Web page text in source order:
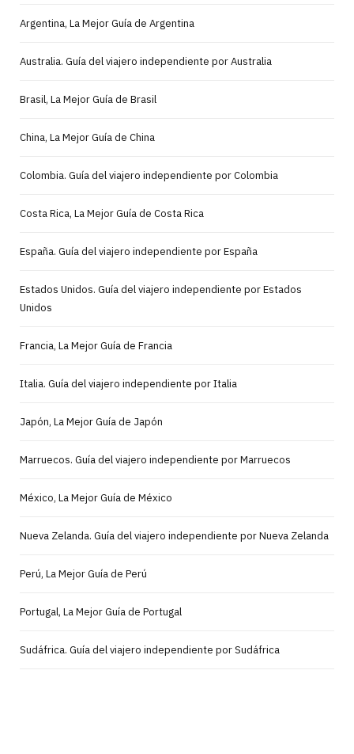
Argentina, La Mejor Guía de Argentina
Australia. Guía del viajero independiente por Australia
Brasil, La Mejor Guía de Brasil
China, La Mejor Guía de China
Colombia. Guía del viajero independiente por Colombia
Costa Rica, La Mejor Guía de Costa Rica
España. Guía del viajero independiente por España
Estados Unidos. Guía del viajero independiente por Estados
Unidos
Francia, La Mejor Guía de Francia
Italia. Guía del viajero independiente por Italia
Japón, La Mejor Guía de Japón
Marruecos. Guía del viajero independiente por Marruecos
México, La Mejor Guía de México
Nueva Zelanda. Guía del viajero independiente por Nueva Zelanda
Perú, La Mejor Guía de Perú
Portugal, La Mejor Guía de Portugal
Sudáfrica. Guía del viajero independiente por Sudáfrica